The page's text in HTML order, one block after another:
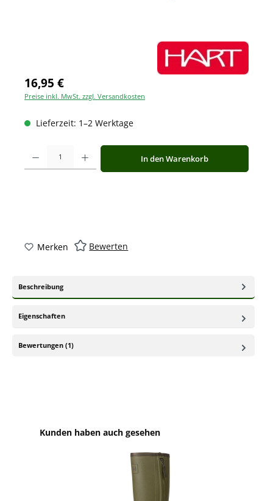
16,95 €
Preise inkl. MwSt. zzgl. Versandkosten
Lieferzeit: 1–2 Werktage
Produkt Anzahl: Gib den gewünschten Wert ein oder benutze die
In den Warenkorb
Merken Bewerten
Beschreibung
Eigenschaften
Bewertungen (1)
Produktgalerie überspringen
Kunden haben auch gesehen